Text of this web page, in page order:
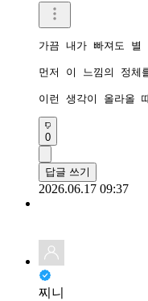
가끔 내가 빠져도
먼저 이 느낌의 정체
이런 생각이 올라올
0
답글 쓰기
2026.06.17 09:37
찌니